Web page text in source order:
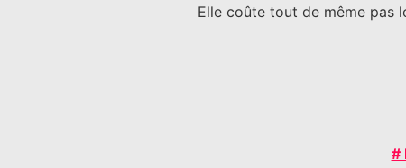
Elle coûte tout de même pas
#